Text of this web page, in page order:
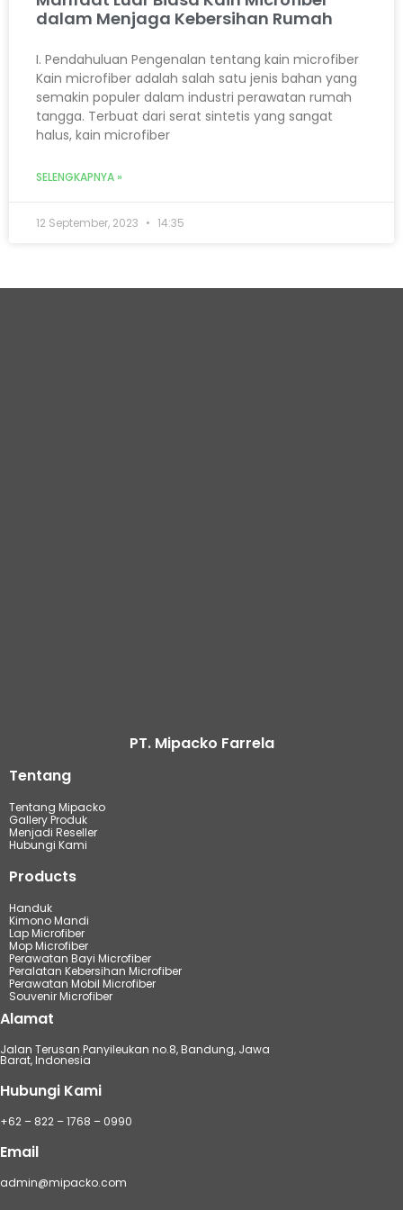
dalam Menjaga Kebersihan Rumah
I. Pendahuluan Pengenalan tentang kain microfiber
Kain microfiber adalah salah satu jenis bahan yang
semakin populer dalam industri perawatan rumah
tangga. Terbuat dari serat sintetis yang sangat
halus, kain microfiber
SELENGKAPNYA »
12 September, 2023 14:35
PT. Mipacko Farrela
Tentang
Tentang Mipacko
Gallery Produk
Menjadi Reseller
Hubungi Kami
Products
Handuk
Kimono Mandi
Lap Microfiber
Mop Microfiber
Perawatan Bayi Microfiber
Peralatan Kebersihan Microfiber
Perawatan Mobil Microfiber
Souvenir Microfiber
Alamat
Jalan Terusan Panyileukan no.8, Bandung, Jawa
Barat, Indonesia
Hubungi Kami
+62 – 822 – 1768 – 0990
Email
admin@mipacko.com